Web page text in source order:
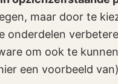
maar door te
onderdelen
om ook te
een voorbeeld van)